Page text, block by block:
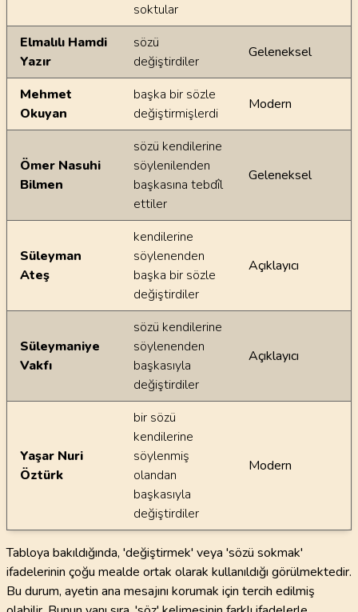
soktular
Elmalılı Hamdi
Yazır
sözü
değiştirdiler
Geleneksel
Mehmet
Okuyan
başka bir sözle
değiştirmişlerdi
Modern
Ömer Nasuhi
Bilmen
sözü kendilerine
söylenilenden
başkasına tebdîl
ettiler
Geleneksel
Süleyman
Ateş
kendilerine
söylenenden
başka bir sözle
değiştirdiler
Açıklayıcı
Süleymaniye
Vakfı
sözü kendilerine
söylenenden
başkasıyla
değiştirdiler
Açıklayıcı
Yaşar Nuri
Öztürk
bir sözü
kendilerine
söylenmiş
olandan
başkasıyla
değiştirdiler
Modern
Tabloya bakıldığında, 'değiştirmek' veya 'sözü sokmak'
ifadelerinin çoğu mealde ortak olarak kullanıldığı görülmektedir.
Bu durum, ayetin ana mesajını korumak için tercih edilmiş